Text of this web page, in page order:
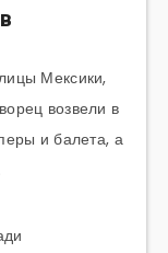
Мексики,
возвели в
и балета, а